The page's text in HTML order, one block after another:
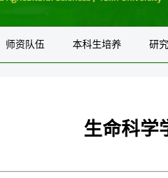
师资队伍 本科生培养 研
生命科学